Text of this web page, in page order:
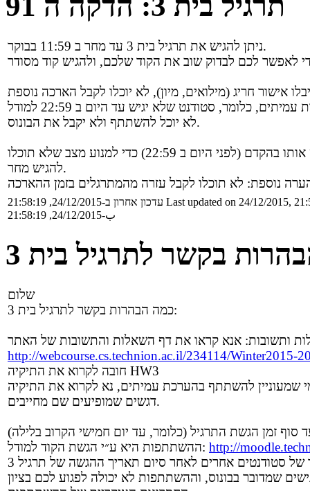
ניתן להגיש את תרגיל בית 3 עד מחר ב 11:59 בבוקר.
כלומר, סטודנט שלא יגיש עד היום ב 22:59 למודל
לא יוכל להשתתף ולא יקבל את הבונוס.
22:59) כדי למנוע מצב שלא תוכלו
להגיש מחר.
עדכון אחרון ב-24/12/2015, 21:58:19 Last updated on 24/12/2015,
ب-24/12/2015, 21:58:19
בקשר לתרגיל בית 3
שלום
כמה הבהרות בקשר לתרגיל בית 3:
ותשובות: אנא קראו את דף השאלות והתשובות של האתר
http://webcourse.cs.technion.ac.il/234114/Winter2015-
חובה לקרוא את התיקיה HW3
דגשים שמופיעים שם מחייבים.
ההשתתפות היא ע״י הגשת הקוד למודל: http://